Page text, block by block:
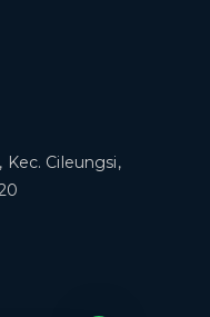
Kec. Cileungsi,